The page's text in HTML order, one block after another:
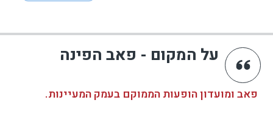
על המקום - פאב הפינה
פאב ומועדון הופעות הממוקם בעמק המעיינות.